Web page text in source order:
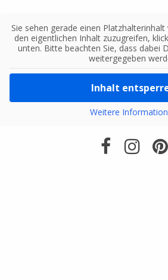
Sie sehen gerade einen Platzhalterinhalt
den eigentlichen Inhalt zuzugreifen,
unten. Bitte beachten Sie, dass dabei
weitergegeben
Inhalt
Weitere